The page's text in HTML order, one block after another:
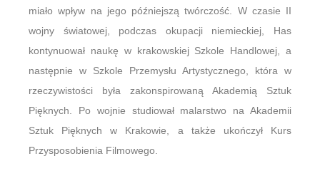
miało wpływ na jego późniejszą twórczość. W czasie II
wojny światowej, podczas okupacji niemieckiej, Has
kontynuował naukę w krakowskiej Szkole Handlowej, a
następnie w Szkole Przemysłu Artystycznego, która w
rzeczywistości była zakonspirowaną Akademią Sztuk
Pięknych. Po wojnie studiował malarstwo na Akademii
Sztuk Pięknych w Krakowie, a także ukończył Kurs
Przysposobienia Filmowego.